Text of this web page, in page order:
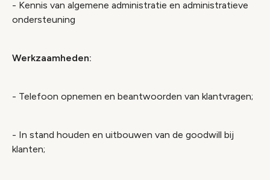
- Kennis van algemene administratie en administratieve
ondersteuning
Werkzaamheden:
- Telefoon opnemen en beantwoorden van klantvragen;
- In stand houden en uitbouwen van de goodwill bij
klanten;